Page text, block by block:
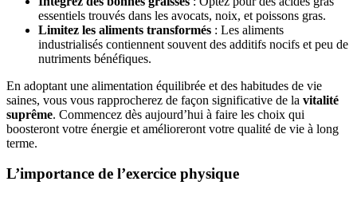
essentiels trouvés dans les avocats, noix, et poissons gras.
Limitez les aliments transformés : Les aliments
industrialisés contiennent souvent des additifs nocifs et peu de
nutriments bénéfiques.
En adoptant une alimentation équilibrée et des habitudes de vie
saines, vous vous rapprocherez de façon significative de la vitalité
suprême. Commencez dès aujourd’hui à faire les choix qui
boosteront votre énergie et amélioreront votre qualité de vie à long
terme.
L’importance de l’exercice physique